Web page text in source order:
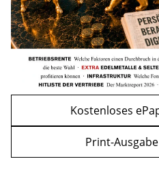
Kostenloses
Print-